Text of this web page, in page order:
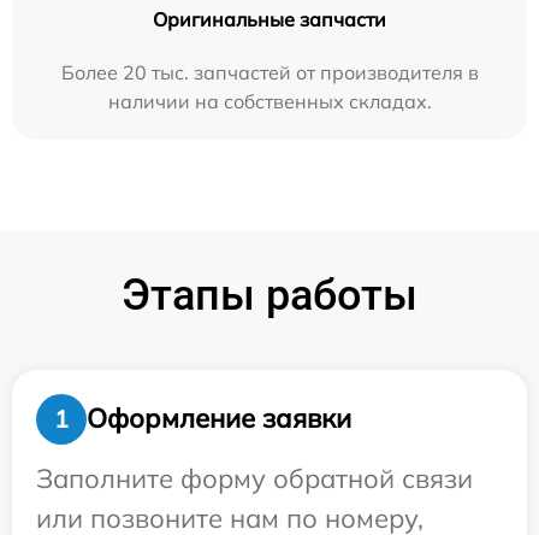
Оригинальные запчасти
Более 20 тыс. запчастей от производителя в
наличии на собственных складах.
Этапы работы
1
Оформление заявки
Заполните форму обратной связи
или позвоните нам по номеру,